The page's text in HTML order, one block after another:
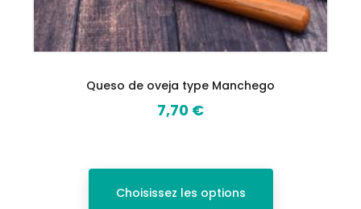
Queso de oveja type Manchego
Prix
7,70 €
Choisissez les options